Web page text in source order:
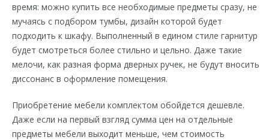
время: можно купить все необходимые предметы сразу, не
мучаясь с подбором тумбы, дизайн которой будет
подходить к шкафу. Выполненный в едином стиле гарнитур
будет смотреться более стильно и цельно. Даже такие
мелочи, как разная форма дверных ручек, не будут вносить
диссонанс в оформление помещения.
Приобретение мебели комплектом обойдется дешевле.
Даже если на первый взгляд сумма цен на отдельные
предметы мебели выходит меньше, чем стоимость